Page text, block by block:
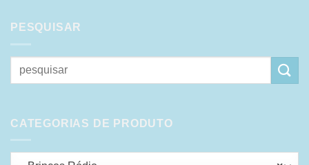
PESQUISAR
Pesquisar
por:
CATEGORIAS DE PRODUTO